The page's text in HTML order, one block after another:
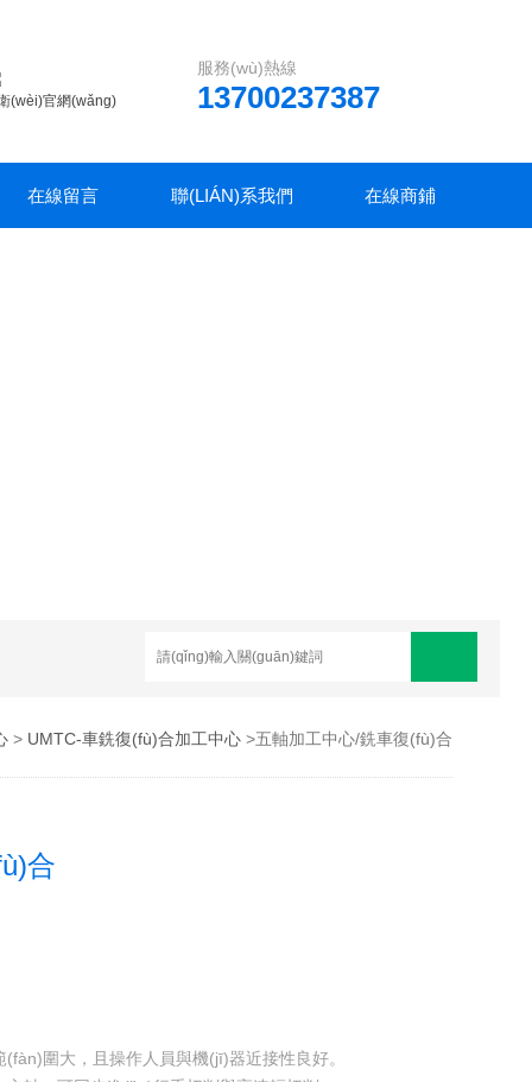
服務(wù)熱線
13700237387
(wèi)官網(wǎng)
在線留言 聯(LIÁN)系我們 在線商鋪
> UMTC-車銑復(fù)合加工中心>五軸加工中心/銑車復(fù)合
合
圍大，且操作人員與機(jī)器近接性良好。